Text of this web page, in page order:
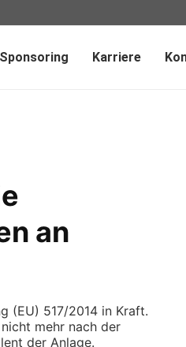
Sponsoring Karriere
an
(EU) 517/2014 in Kraft.
mehr nach der
der Anlage.